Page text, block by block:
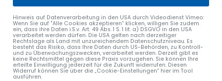
Hinweis auf Datenverarbeitung in den USA durch Videodienst Vimeo:
Wenn Sie auf "Alle Cookies akzeptieren“ klicken, willigen Sie zudem
ein, dass ihre Daten i.S.v. Art. 49 Abs. 1 S. 1 lit. a) DSGVO in den USA
verarbeitet werden dürfen. Die USA gelten nach derzeitiger
Rechtslage als Land mit unzureichendem Datenschutzniveau. Es
besteht das Risiko, dass Ihre Daten durch US-Behörden, zu Kontroll-
und zu Überwachungszwecken, verarbeitet werden. Derzeit gibt es
keine Rechtsmittel gegen diese Praxis vorzugehen. Sie können Ihre
erteilte Einwilligung jederzeit für die Zukunft widerrufen. Diesen
Widerruf können Sie über die „Cookie-Einstellungen“ hier im Tool
ausführen.